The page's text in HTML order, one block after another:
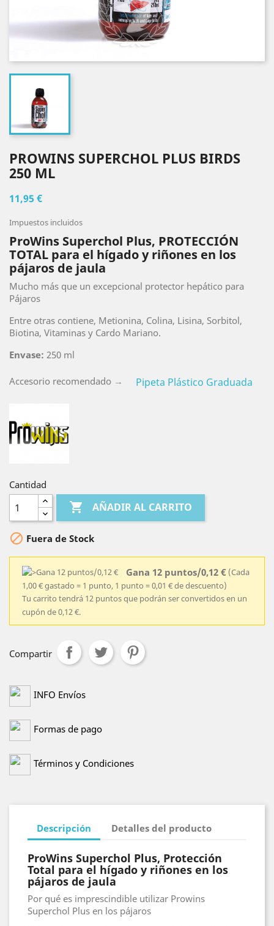
PROWINS SUPERCHOL PLUS BIRDS
250 ML
11,95 €
Impuestos incluidos
ProWins Superchol Plus, PROTECCIÓN
TOTAL para el hígado y riñones en los
pájaros de jaula
Mucho más que un excepcional protector hepático para
Pájaros
Entre otras contiene, Metionina, Colina, Lisina, Sorbitol,
Biotina, Vitaminas y Cardo Mariano.
Envase: 250 ml
Accesorio recomendado → Pipeta Plástico Graduada
Cantidad
 AÑADIR AL CARRITO
 Fuera de Stock
Gana 12 puntos/0,12 € (Cada
1,00 € gastado = 1 punto, 1 punto = 0,01 € de descuento)
Tu carrito tendrá 12 puntos que podrán ser convertidos en un
cupón de 0,12 €.
Compartir
INFO Envíos
Formas de pago
Términos y Condiciones
Descripción Detalles del producto
ProWins Superchol Plus, Protección
Total para el hígado y riñones en los
pájaros de jaula
Por qué es imprescindible utilizar Prowins
Superchol Plus en los pájaros